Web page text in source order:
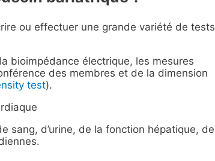
ou effectuer une grande variété de tests
bioimpédance électrique, les mesures
des membres et de la dimension
test).
sang, d’urine, de la fonction hépatique, de